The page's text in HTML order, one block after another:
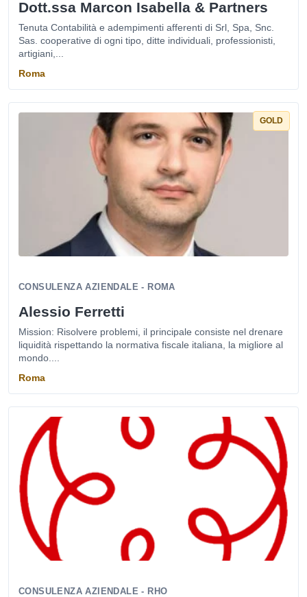
Dott.ssa Marcon Isabella & Partners
Tenuta Contabilità e adempimenti afferenti di Srl, Spa, Snc.
Sas. cooperative di ogni tipo, ditte individuali, professionisti,
artigiani,...
Roma
GOLD
CONSULENZA AZIENDALE - ROMA
Alessio Ferretti
Mission: Risolvere problemi, il principale consiste nel drenare
liquidità rispettando la normativa fiscale italiana, la migliore al
mondo....
Roma
CONSULENZA AZIENDALE - RHO